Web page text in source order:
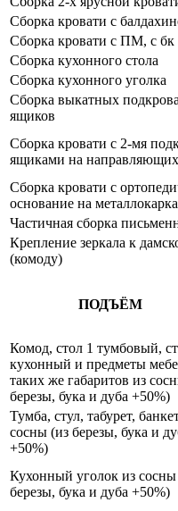
Сборка кровати с
Сборка кровати с ПМ, с
Сборка кухонного стола
Сборка кухонного уголка
Сборка выкатных
ящиков
Сборка кровати с 2-мя
ящиками на направляющих
Сборка кровати с
основание на
Частичная сборка
Крепление зеркала к
(комоду)
ПОДЪЁМ
Комод, стол 1 тумбовый,
кухонный и предметы
таких же габаритов из
березы, бука и дуба +50%)
Тумба, стул, табурет,
сосны (из березы, бука и
+50%)
Кухонный уголок из сосны
березы, бука и дуба +50%)